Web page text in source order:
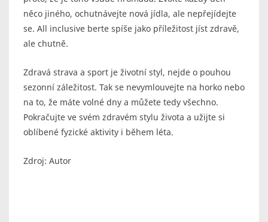
něco jiného, ochutnávejte nová jídla, ale nepřejídejte
se. All inclusive berte spíše jako příležitost jíst zdravě,
ale chutně.
Zdravá strava a sport je životní styl, nejde o pouhou
sezonní záležitost. Tak se nevymlouvejte na horko nebo
na to, že máte volné dny a můžete tedy všechno.
Pokračujte ve svém zdravém stylu života a užijte si
oblíbené fyzické aktivity i během léta.
Zdroj: Autor